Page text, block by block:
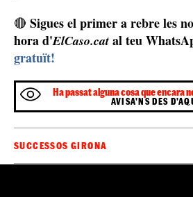
🔴 Sigues el primer a rebre les
hora d'ElCaso.cat al teu
gratuït!
Ha passat alguna cosa que encara
AVISA'NS DES
SUCCESSOS GIRONA